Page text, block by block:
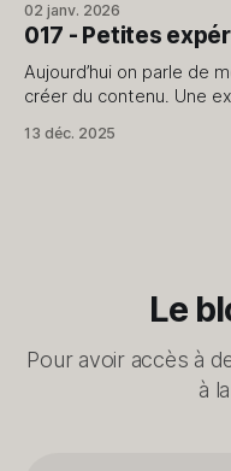
contenus pour le blog et le
2500km à vélo cette
02 janv. 2026
017 - Petites
Aujourd’hui on parle de
créer du contenu. Une
liens Notes et liens * Nesslabs le site d’Anne-Laure Le
13 déc. 2025
Le
Pour avoir accès à
à